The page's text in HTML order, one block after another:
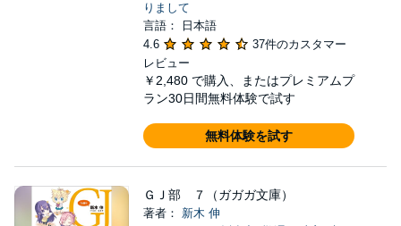
りまして
言語： 日本語
4.6
37件のカスタマー
レビュー
￥2,480 で購入、またはプレミアムプ
ラン30日間無料体験で試す
無料体験を試す
ＧＪ部 ７（ガガガ文庫）
著者： 新木 伸